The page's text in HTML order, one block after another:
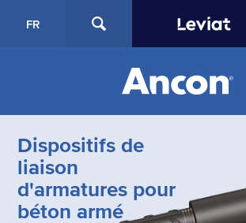
FR
Dispositifs de
liaison
d'armatures pour
béton armé